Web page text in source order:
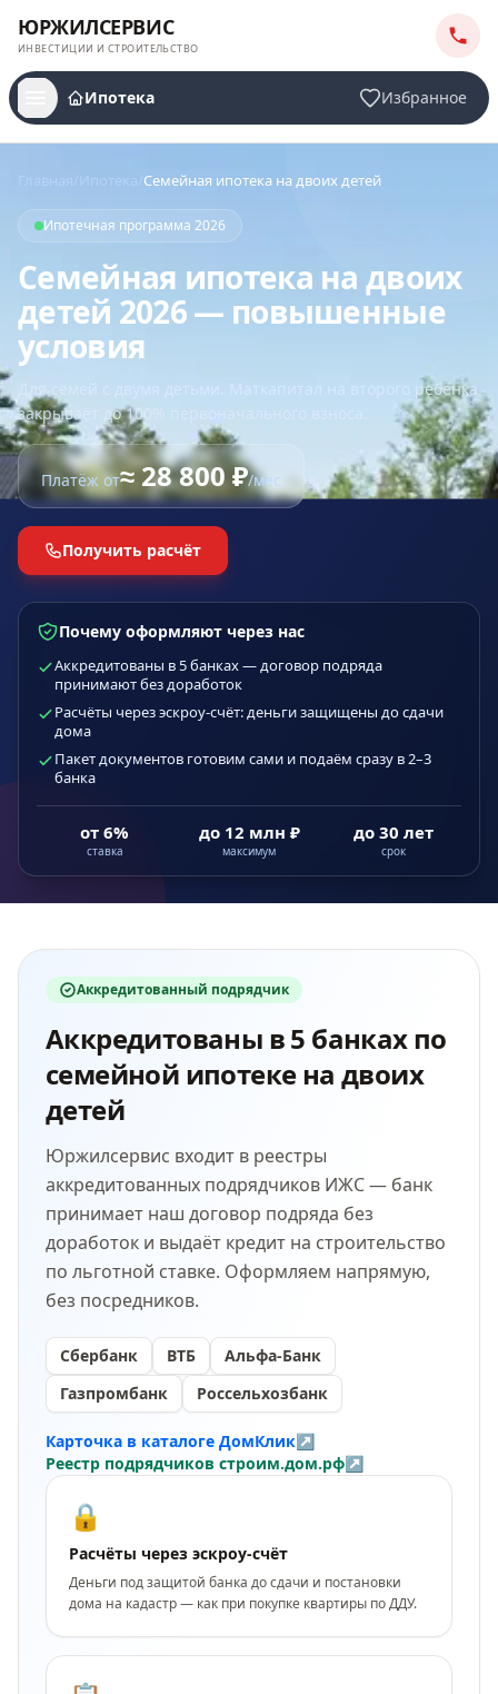
ЮРЖИЛСЕРВИС
ИНВЕСТИЦИИ И СТРОИТЕЛЬСТВО
Ипотека Избранное
Ипотека Семейная ипотека на двоих детей
Ипотечная программа 2026
Семейная ипотека на двоих
детей 2026 — повышенные
условия
Для семей с двумя детьми. Маткапитал на второго ребёнка
закрывает до 100% первоначального взноса.
Платёж от≈28 800₽/мес
Получить расчёт
Почему оформляют через нас
Аккредитованы в 5 банках — договор подряда
принимают без доработок
Расчёты через эскроу-счёт: деньги защищены до сдачи
дома
Пакет документов готовим сами и подаём сразу в 2–3
банка
от 6%
ставка
до 12 млн ₽
максимум
до 30 лет
срок
Аккредитованный подрядчик
Аккредитованы в5 банках по
семейной ипотеке на двоих
детей
Юржилсервис входит в реестры
аккредитованных подрядчиков ИЖС — банк
принимает наш договор подряда без
доработок и выдаёт кредит на строительство
по льготной ставке. Оформляем напрямую,
без посредников.
Сбербанк ВТБ
Альфа-Банк
Газпромбанк
Россельхозбанк
Карточка в каталоге ДомКлик↗
Реестр подрядчиков строим.дом.рф↗
🔒
Расчёты через эскроу-счёт
Деньги под защитой банка до сдачи и постановки
дома на кадастр — как при покупке квартиры по ДДУ.